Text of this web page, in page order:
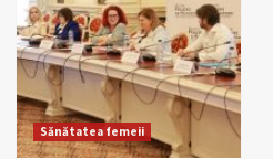
Sănătatea femeii